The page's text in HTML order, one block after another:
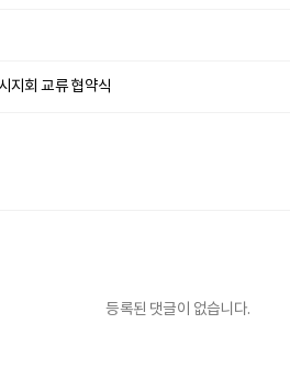
지회 교류 협약식
등록된 댓글이 없습니다.